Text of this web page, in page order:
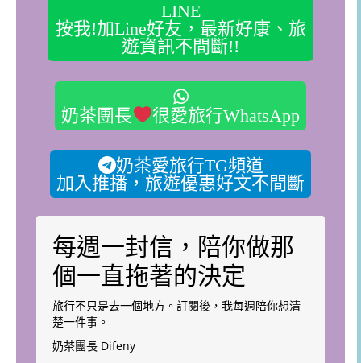
LINE
按我!加Line好友，最新好康、旅
遊資訊不間斷!!
奶茶團長 很愛旅行WhatsApp
奶茶愛旅行TG頻道
加入推播，旅遊優惠好文不間斷
每週一封信，陪你做那
個一直拖著的決定
旅行不只是去一個地方。訂閱後，我每週陪你想清
楚一件事。
奶茶團長 Difeny